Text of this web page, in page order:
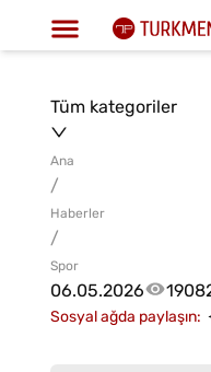
Tüm kategoriler
Ana
/
Haberler
/
Spor
06.05.2026
Sosyal ağda paylaşın: